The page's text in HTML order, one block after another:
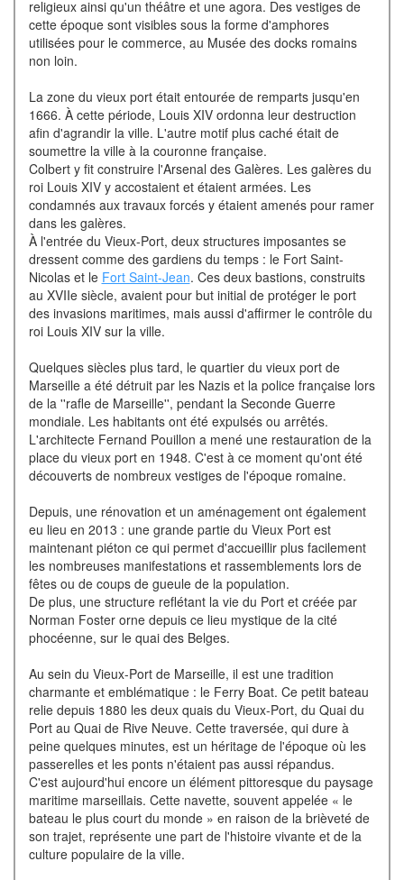
religieux ainsi qu'un théâtre et une agora. Des vestiges de
cette époque sont visibles sous la forme d'amphores
utilisées pour le commerce, au Musée des docks romains
non loin.
La zone du vieux port était entourée de remparts jusqu'en
1666. À cette période, Louis XIV ordonna leur destruction
afin d'agrandir la ville. L'autre motif plus caché était de
soumettre la ville à la couronne française.
Colbert y fit construire l'Arsenal des Galères. Les galères du
roi Louis XIV y accostaient et étaient armées. Les
condamnés aux travaux forcés y étaient amenés pour ramer
dans les galères.
À l'entrée du Vieux-Port, deux structures imposantes se
dressent comme des gardiens du temps : le Fort Saint-
Nicolas et le Fort Saint-Jean. Ces deux bastions, construits
au XVIIe siècle, avaient pour but initial de protéger le port
des invasions maritimes, mais aussi d'affirmer le contrôle du
roi Louis XIV sur la ville.
Quelques siècles plus tard, le quartier du vieux port de
Marseille a été détruit par les Nazis et la police française lors
de la ''rafle de Marseille'', pendant la Seconde Guerre
mondiale. Les habitants ont été expulsés ou arrêtés.
L'architecte Fernand Pouillon a mené une restauration de la
place du vieux port en 1948. C'est à ce moment qu'ont été
découverts de nombreux vestiges de l'époque romaine.
Depuis, une rénovation et un aménagement ont également
eu lieu en 2013 : une grande partie du Vieux Port est
maintenant piéton ce qui permet d'accueillir plus facilement
les nombreuses manifestations et rassemblements lors de
fêtes ou de coups de gueule de la population.
De plus, une structure reflétant la vie du Port et créée par
Norman Foster orne depuis ce lieu mystique de la cité
phocéenne, sur le quai des Belges.
Au sein du Vieux-Port de Marseille, il est une tradition
charmante et emblématique : le Ferry Boat. Ce petit bateau
relie depuis 1880 les deux quais du Vieux-Port, du Quai du
Port au Quai de Rive Neuve. Cette traversée, qui dure à
peine quelques minutes, est un héritage de l'époque où les
passerelles et les ponts n'étaient pas aussi répandus.
C'est aujourd'hui encore un élément pittoresque du paysage
maritime marseillais. Cette navette, souvent appelée « le
bateau le plus court du monde » en raison de la brièveté de
son trajet, représente une part de l'histoire vivante et de la
culture populaire de la ville.